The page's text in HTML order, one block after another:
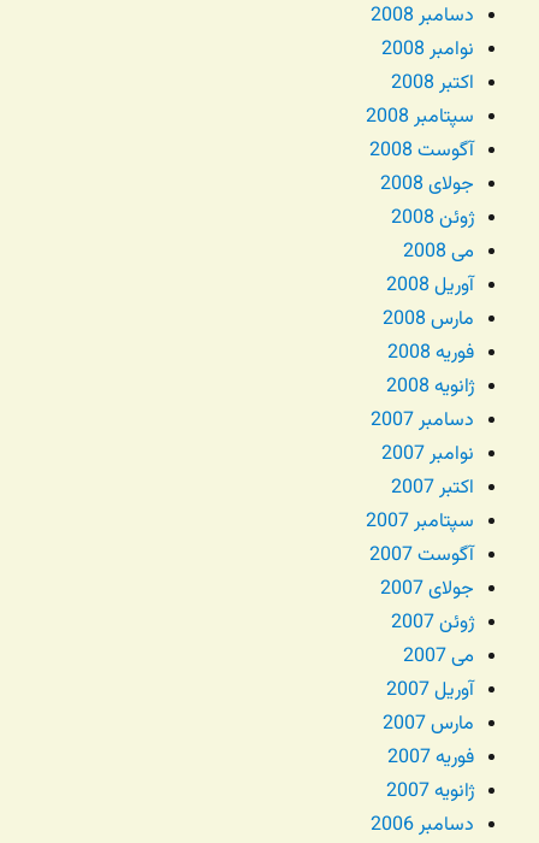
دسامبر 2008
نوامبر 2008
اکتبر 2008
سپتامبر 2008
آگوست 2008
جولای 2008
ژوئن 2008
می 2008
آوریل 2008
مارس 2008
فوریه 2008
ژانویه 2008
دسامبر 2007
نوامبر 2007
اکتبر 2007
سپتامبر 2007
آگوست 2007
جولای 2007
ژوئن 2007
می 2007
آوریل 2007
مارس 2007
فوریه 2007
ژانویه 2007
دسامبر 2006